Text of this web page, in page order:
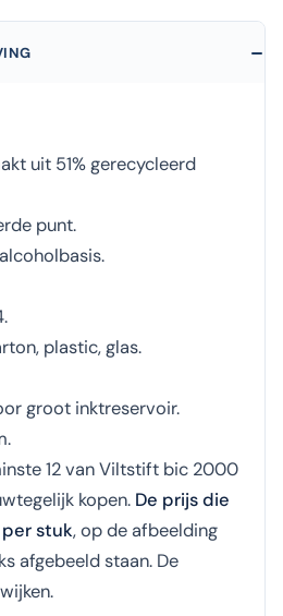
uit 51% gerecycleerd
punt.
plastic, glas.
groot inktreservoir.
12 van Viltstift bic 2000
kopen. De prijs die
stuk, op de afbeelding
afgebeeld staan. De